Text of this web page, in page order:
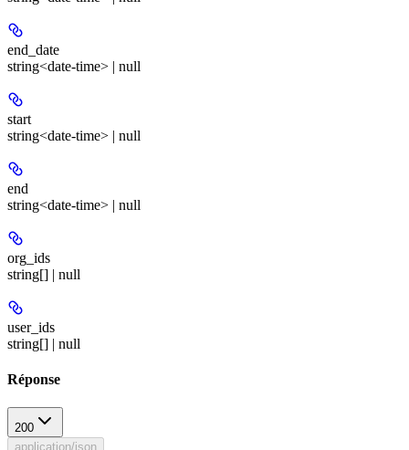
end_date
string<date-time> | null
start
string<date-time> | null
end
string<date-time> | null
org_ids
string[] | null
user_ids
string[] | null
Réponse
200
application/json